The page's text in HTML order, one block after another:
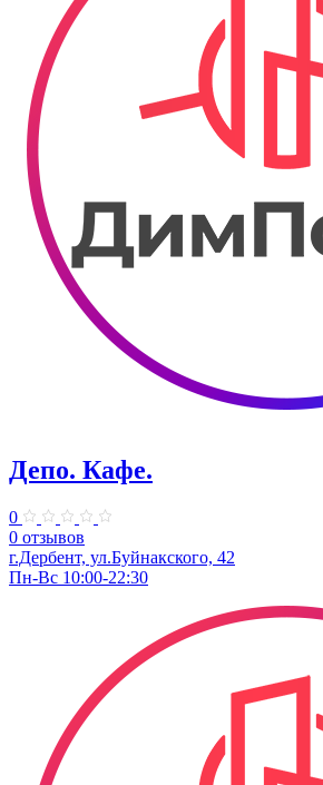
Депо. Кафе.
0
0 отзывов
г.Дербент, ул.Буйнакского, 42
Пн-Вс 10:00-22:30